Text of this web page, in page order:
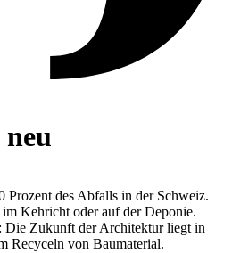
Prozent des Abfalls in der Schweiz.
Kehricht oder auf der Deponie.
Die Zukunft der Architektur liegt in
Recyceln von Baumaterial.